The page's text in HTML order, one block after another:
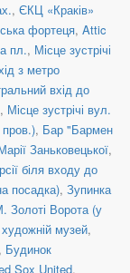
, ЄКЦ «Краків»
фортеця, Attic
пл., Місце зустрічі
з метро
вхід до
, Місце зустрічі вул.
, Бар "Бармен
Заньковецької,
біля входу до
посадка), Зупинка
Золоті Ворота (у
музей,
, Будинок
Sox United,